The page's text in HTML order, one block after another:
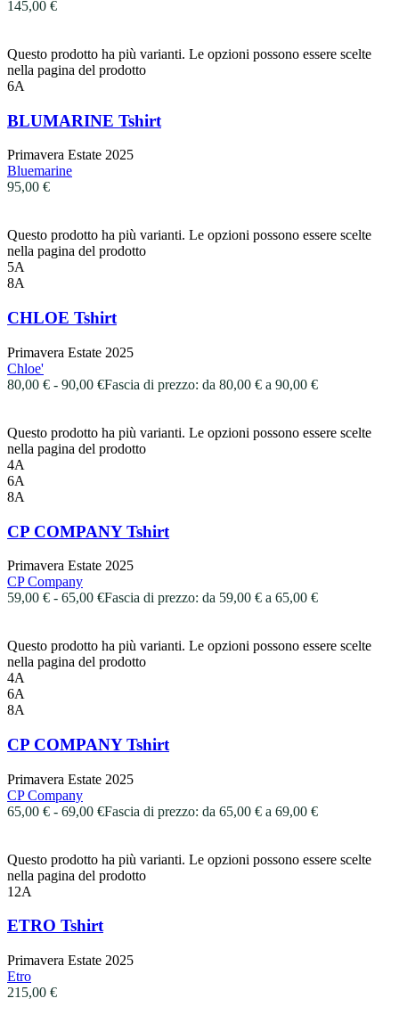
145,00 €
Questo prodotto ha più varianti. Le opzioni possono essere scelte
nella pagina del prodotto
6A
BLUMARINE Tshirt
Primavera Estate 2025
Bluemarine
95,00 €
Questo prodotto ha più varianti. Le opzioni possono essere scelte
nella pagina del prodotto
5A
8A
CHLOE Tshirt
Primavera Estate 2025
Chloe'
80,00 € - 90,00 €Fascia di prezzo: da 80,00 € a 90,00 €
Questo prodotto ha più varianti. Le opzioni possono essere scelte
nella pagina del prodotto
4A
6A
8A
CP COMPANY Tshirt
Primavera Estate 2025
CP Company
59,00 € - 65,00 €Fascia di prezzo: da 59,00 € a 65,00 €
Questo prodotto ha più varianti. Le opzioni possono essere scelte
nella pagina del prodotto
4A
6A
8A
CP COMPANY Tshirt
Primavera Estate 2025
CP Company
65,00 € - 69,00 €Fascia di prezzo: da 65,00 € a 69,00 €
Questo prodotto ha più varianti. Le opzioni possono essere scelte
nella pagina del prodotto
12A
ETRO Tshirt
Primavera Estate 2025
Etro
215,00 €